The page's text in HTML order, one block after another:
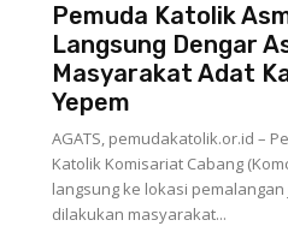
Pemuda Katolik
Langsung Dengar
Masyarakat Adat
Yepem
AGATS, pemudakatolik.or.id –
Katolik Komisariat Cabang
langsung ke lokasi
dilakukan masyarakat...